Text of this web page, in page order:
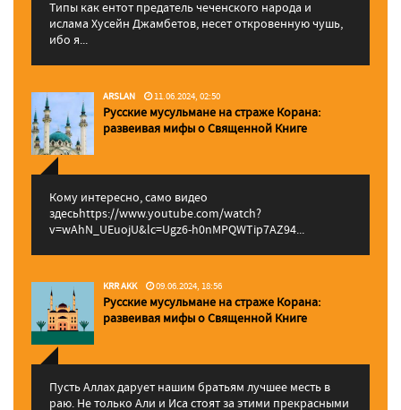
Типы как ентот предатель чеченского народа и
ислама Хусейн Джамбетов, несет откровенную чушь,
ибо я...
ARSLAN 11.06.2024, 02:50
Русские мусульмане на страже Корана:
pазвеивая мифы о Священной Книге
Кому интересно, само видео
здесьhttps://www.youtube.com/watch?
v=wAhN_UEuojU&lc=Ugz6-h0nMPQWTip7AZ94...
KRR AKK 09.06.2024, 18:56
Русские мусульмане на страже Корана:
pазвеивая мифы о Священной Книге
Пусть Аллах дарует нашим братьям лучшее месть в
раю. Не только Али и Иса стоят за этими прекрасными